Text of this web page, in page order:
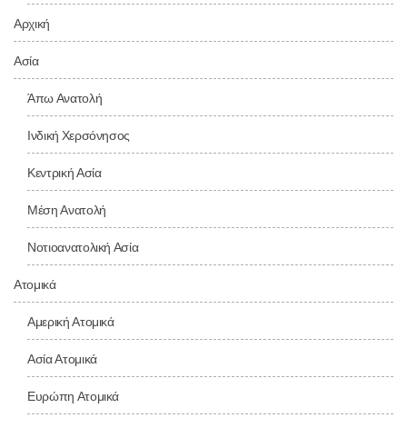
Αρχική
Ασία
Άπω Ανατολή
Ινδική Χερσόνησος
Κεντρική Ασία
Μέση Ανατολή
Νοτιοανατολική Ασία
Ατομικά
Αμερική Ατομικά
Ασία Ατομικά
Ευρώπη Ατομικά